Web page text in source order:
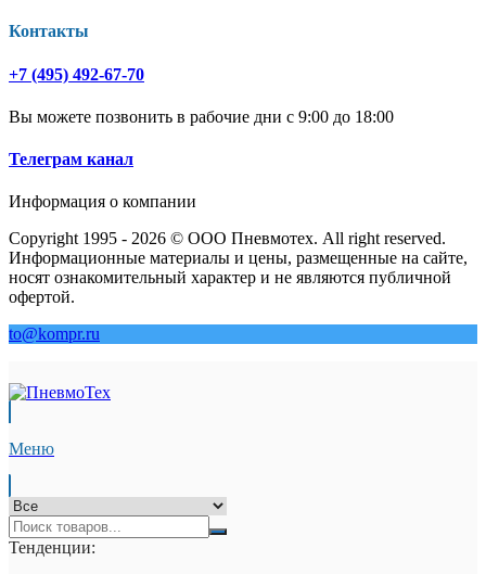
Контакты
+7 (495) 492-67-70
Вы можете позвонить в рабочие дни с 9:00 до 18:00
Телеграм канал
Информация о компании
Copyright 1995 - 2026 © ООО Пневмотех. All right reserved.
Информационные материалы и цены, размещенные на сайте,
носят ознакомительный характер и не являются публичной
офертой.
to@kompr.ru
Меню
Тенденции: